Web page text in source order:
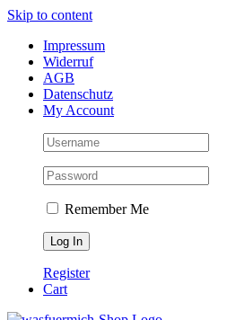
Skip to content
Impressum
Widerruf
AGB
Datenschutz
My Account
Remember Me
Register
Cart